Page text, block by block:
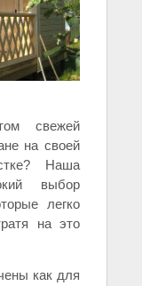
свежей
на своей
Наша
выбор
легко
на это
как для